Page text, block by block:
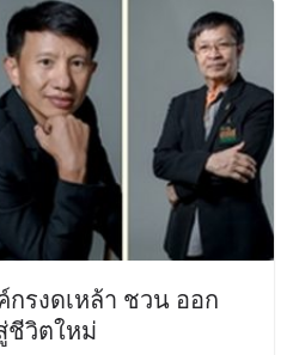
กรงดเหล้า ชวน ออก
ชีวิตใหม่